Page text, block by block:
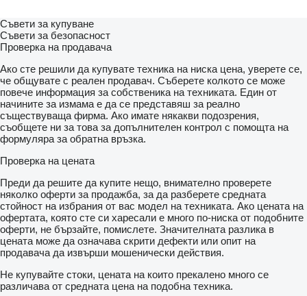
Съвети за купуване
Съвети за безопасност
Проверка на продавача
Ако сте решили да купувате техника на ниска цена, уверете се,
че общувате с реален продавач. Съберете колкото се може
повече информация за собственика на техниката. Един от
начините за измама е да се представяш за реално
съществуваща фирма. Ако имате някакви подозрения,
съобщете ни за това за допълнителен контрол с помощта на
формуляра за обратна връзка.
Проверка на цената
Преди да решите да купите нещо, внимателно проверете
няколко оферти за продажба, за да разберете средната
стойност на избрания от вас модел на техниката. Ако цената на
офертата, която сте си харесали е много по-ниска от подобните
оферти, не бързайте, помислете. Значителната разлика в
цената може да означава скрити дефекти или опит на
продавача да извърши мошенически действия.
Не купувайте стоки, цената на които прекалено много се
различава от средната цена на подобна техника.